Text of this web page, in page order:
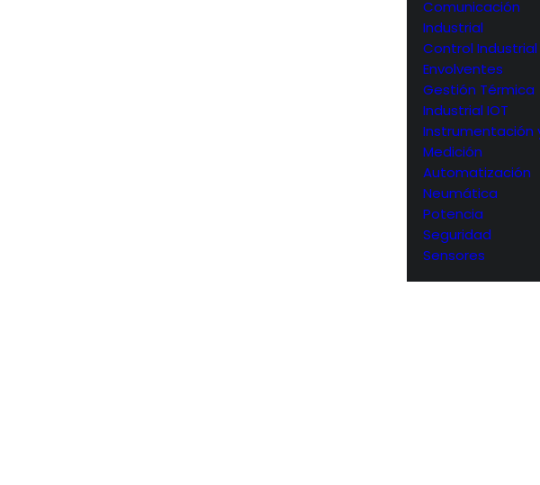
Comunicación
Industrial
Control Industrial
Envolventes
Gestión Térmica
Industrial IOT
Instrumentación
Medición
Automatización
Neumática
Potencia
Seguridad
Sensores